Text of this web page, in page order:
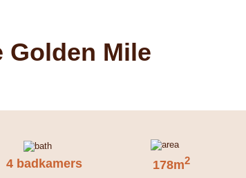
Golden Mile
4 badkamers 178m2